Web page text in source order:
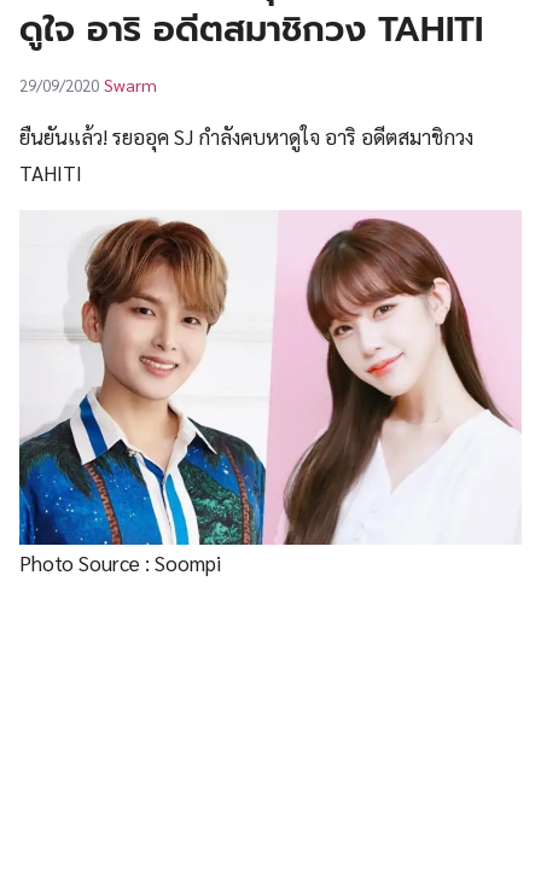
ดูใจ อาริ อดีตสมาชิกวง TAHITI
29/09/2020 Swarm
ยืนยันแล้ว! รยออุค SJ กำลังคบหาดูใจ อาริ อดีตสมาชิกวง
TAHITI
Photo Source : Soompi